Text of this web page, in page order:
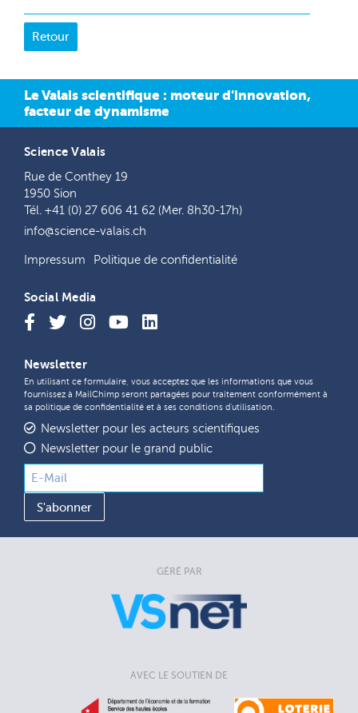
Le Valais scientifique : moteur d'innovation,
facteur de dynamisme
Science Valais
Rue de Conthey 19
1950 Sion
Tél. +41 (0) 27 606 41 62 (Mer. 8h30-17h)
info@science-valais.ch
Impressum Politique de confidentialité
Social Media
Newsletter
En utilisant ce formulaire, vous acceptez que les informations que vous
fournissez à MailChimp seront partagées pour traitement conformément à
sa politique de confidentialité et à ses conditions d'utilisation.
Newsletter pour les acteurs scientifiques
Newsletter pour le grand public
GÉRÉ PAR
AVEC LE SOUTIEN DE